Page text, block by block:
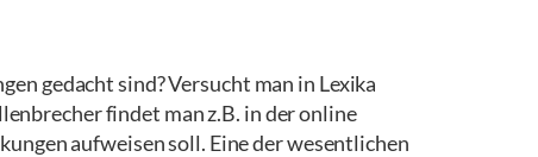
gedacht sind? Versucht man in Lexika
findet man z.B. in der online
aufweisen soll. Eine der wesentlichen